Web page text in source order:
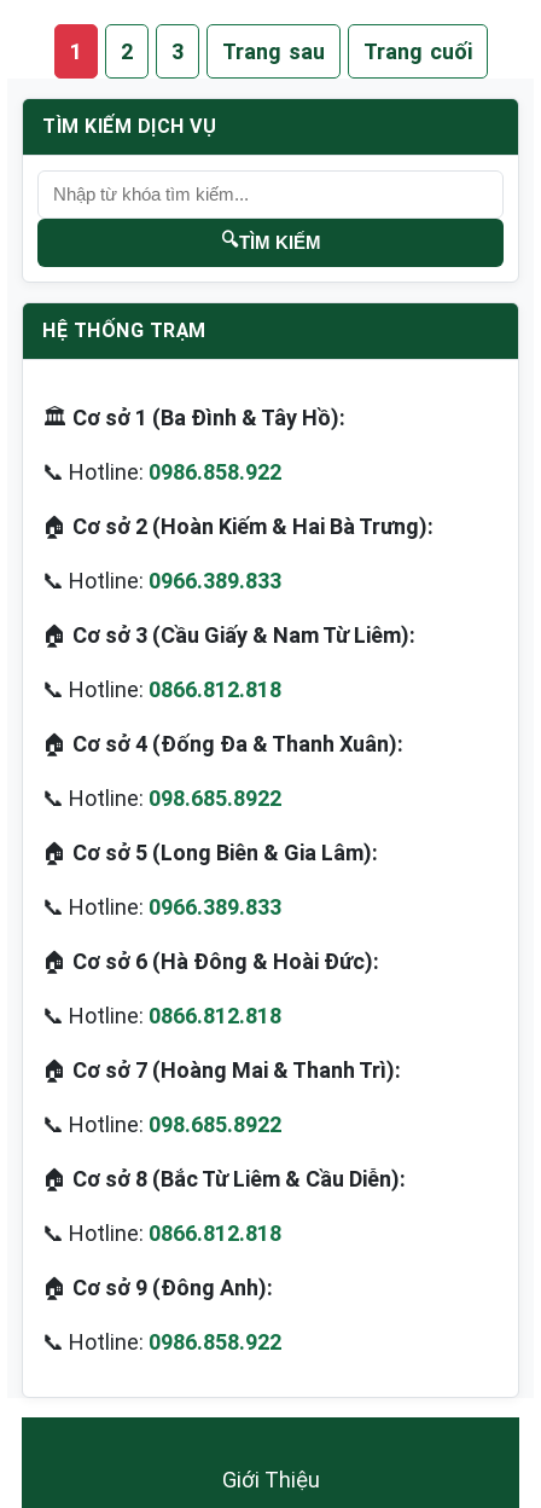
1 2 3 Trang sau Trang cuối
TÌM KIẾM DỊCH VỤ
🔍TÌM KIẾM
HỆ THỐNG TRẠM
🏛️ Cơ sở 1 (Ba Đình & Tây Hồ):
📞 Hotline: 0986.858.922
🏠 Cơ sở 2 (Hoàn Kiếm & Hai Bà Trưng):
📞 Hotline: 0966.389.833
🏠 Cơ sở 3 (Cầu Giấy & Nam Từ Liêm):
📞 Hotline: 0866.812.818
🏠 Cơ sở 4 (Đống Đa & Thanh Xuân):
📞 Hotline: 098.685.8922
🏠 Cơ sở 5 (Long Biên & Gia Lâm):
📞 Hotline: 0966.389.833
🏠 Cơ sở 6 (Hà Đông & Hoài Đức):
📞 Hotline: 0866.812.818
🏠 Cơ sở 7 (Hoàng Mai & Thanh Trì):
📞 Hotline: 098.685.8922
🏠 Cơ sở 8 (Bắc Từ Liêm & Cầu Diễn):
📞 Hotline: 0866.812.818
🏠 Cơ sở 9 (Đông Anh):
📞 Hotline: 0986.858.922
Giới Thiệu